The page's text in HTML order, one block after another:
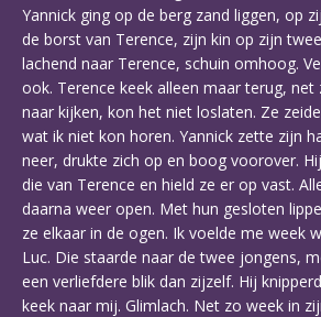
Yannick ging op de berg zand liggen, op
de borst van Terence, zijn kin op zijn
lachend naar Terence, schuin omhoog.
ook. Terence keek alleen maar terug, net
naar kijken, kon het niet loslaten. Ze
wat ik niet kon horen. Yannick zette zijn
neer, drukte zich op en boog voorover.
die van Terence en hield ze er op vast.
daarna weer open. Met hun gesloten
ze elkaar in de ogen. Ik voelde me week
Luc. Die staarde naar de twee jongens,
een verliefdere blik dan zijzelf. Hij
keek naar mij. Glimlach. Net zo week in